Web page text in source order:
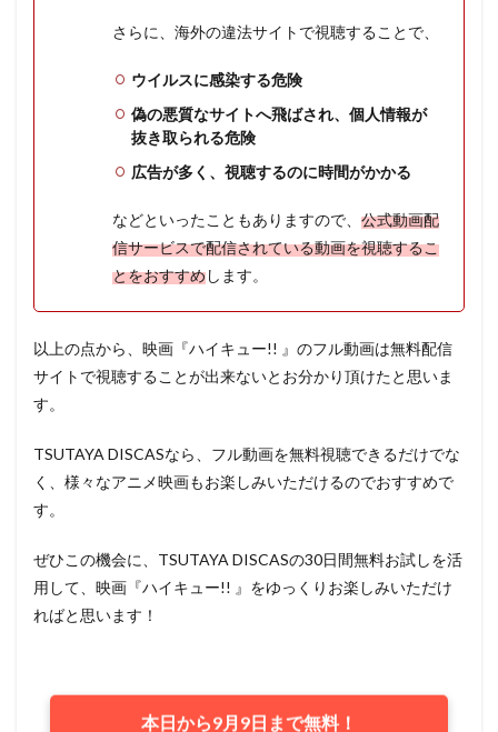
さらに、海外の違法サイトで視聴することで、
ウイルスに感染する危険
偽の悪質なサイトへ飛ばされ、個人情報が
抜き取られる危険
広告が多く、視聴するのに時間がかかる
などといったこともありますので、 公式動画配
信サービスで配信されている動画を視聴するこ
とをおすすめします。
以上の点から、映画『ハイキュー!! 』のフル動画は無料配信
サイトで視聴することが出来ないとお分かり頂けたと思いま
す。
TSUTAYA DISCASなら、フル動画を無料視聴できるだけでな
く、様々なアニメ映画もお楽しみいただけるのでおすすめで
す。
ぜひこの機会に、TSUTAYA DISCASの30日間無料お試しを活
用して、映画『ハイキュー!! 』をゆっくりお楽しみいただけ
ればと思います！
本日から9月9日まで無料！